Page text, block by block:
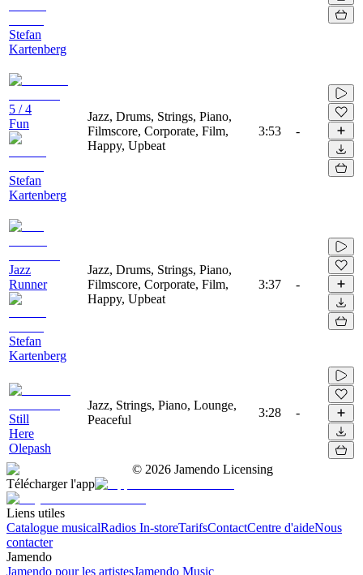
Stefan
Kartenberg
5 / 4
Fun
Stefan
Kartenberg
Jazz, Drums, Strings, Piano,
Filmscore, Corporate, Film,
Happy, Upbeat
3:53 -
Jazz
Runner
Stefan
Kartenberg
Jazz, Drums, Strings, Piano,
Filmscore, Corporate, Film,
Happy, Upbeat
3:37 -
Still
Here
Olepash
Jazz, Strings, Piano, Lounge,
Peaceful
3:28 -
© 2026 Jamendo Licensing
Télécharger l'app
Liens utiles
Catalogue musicalRadios In-storeTarifsContactCentre d'aideNous
contacter
Jamendo
Jamendo pour les artistesJamendo Music